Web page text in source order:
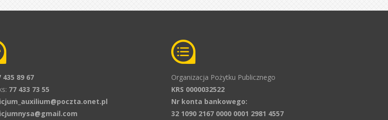
435 89 67
77 433 73 55
Organizacja Pożytku Publicznego
KRS 0000032522
Nr konta bankowego:
32 1090 2167 0000 0001 2981 4557